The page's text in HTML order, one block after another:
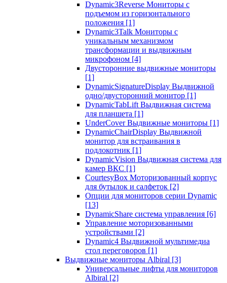
Dynamic3Reverse Мониторы с
подъемом из горизонтального
положения [1]
Dynamic3Talk Мониторы с
уникальным механизмом
трансформации и выдвижным
микрофоном [4]
Двусторонние выдвижные мониторы
[1]
DynamicSignatureDisplay Выдвижной
одно/двусторонний монитор [1]
DynamicTabLift Выдвижная система
для планшета [1]
UnderCover Выдвижные мониторы [1]
DynamicChairDisplay Выдвижной
монитор для встраивания в
подлокотник [1]
DynamicVision Выдвижная система для
камер ВКС [1]
CourtesyBox Моторизованный корпус
для бутылок и салфеток [2]
Опции для мониторов серии Dynamic
[13]
DynamicShare система управления [6]
Управление моторизованными
устройствами [2]
Dynamic4 Выдвижной мультимедиа
стол переговоров [1]
Выдвижные мониторы Albiral [3]
Универсальные лифты для мониторов
Albiral [2]